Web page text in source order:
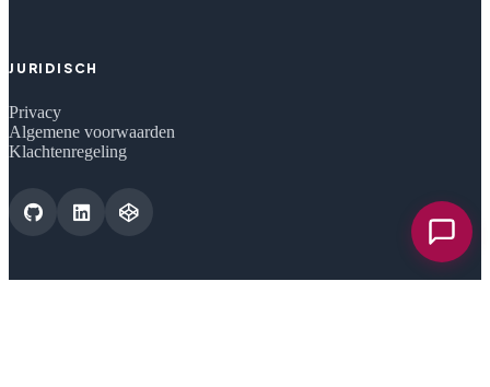
JURIDISCH
Privacy
Algemene voorwaarden
Klachtenregeling
Chat